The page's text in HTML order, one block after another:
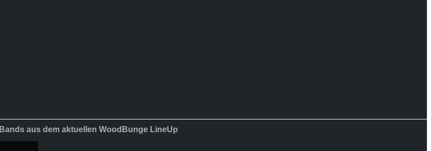
Bands aus dem aktuellen WoodBunge LineUp